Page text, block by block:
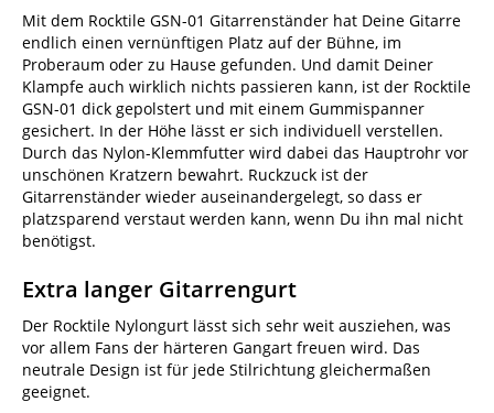
Mit dem Rocktile GSN-01 Gitarrenständer hat Deine Gitarre
endlich einen vernünftigen Platz auf der Bühne, im
Proberaum oder zu Hause gefunden. Und damit Deiner
Klampfe auch wirklich nichts passieren kann, ist der Rocktile
GSN-01 dick gepolstert und mit einem Gummispanner
gesichert. In der Höhe lässt er sich individuell verstellen.
Durch das Nylon-Klemmfutter wird dabei das Hauptrohr vor
unschönen Kratzern bewahrt. Ruckzuck ist der
Gitarrenständer wieder auseinandergelegt, so dass er
platzsparend verstaut werden kann, wenn Du ihn mal nicht
benötigst.
Extra langer Gitarrengurt
Der Rocktile Nylongurt lässt sich sehr weit ausziehen, was
vor allem Fans der härteren Gangart freuen wird. Das
neutrale Design ist für jede Stilrichtung gleichermaßen
geeignet.